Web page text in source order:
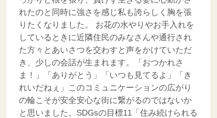
れたのと同時に強さを感じ私も誇らしく胸を張
りたくなりました。
お花の水やりやお手入れを
しているときに近隣住民のみなさんや通行され
た方々とあいさつを交わすと声をかけていただ
き、少しの会話が生まれます。「おつかれさ
ま！」「ありがとう」「いつも見てるよ」「き
れいだねぇ」このコミュニケーションの広がり
の輪こそが安全安心な街に繋がるのではないか
と思いました。SDGsの目標11「住み続けられる